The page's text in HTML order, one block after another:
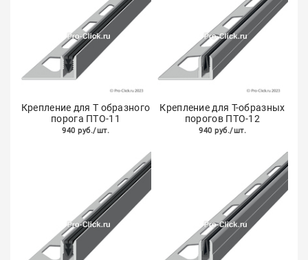
Крепление для Т образного
порога ПТО-11
940 руб./шт.
Крепление для Т-образных
порогов ПТО-12
940 руб./шт.